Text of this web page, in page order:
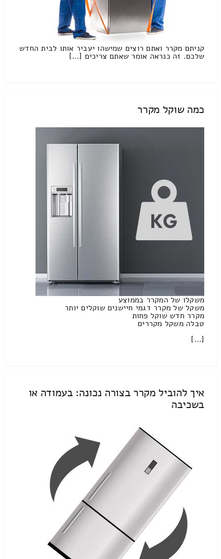
קניתם מקרר ואתם רוצים שמישהו יעביר אותו לבית החדש
שלכם. זה כנראה אומר שאתם צריכים […]
כמה שוקל מקרר
משקלו של המקרר בממוצע
משקל של מקרר דגמי חיישנים שוקלים יותר
מקרר חדש שוקל פחות
טבלה משקל מקררים
[…]
איך להוביל מקרר בצורה נכונה: בעמודה או
בשכיבה